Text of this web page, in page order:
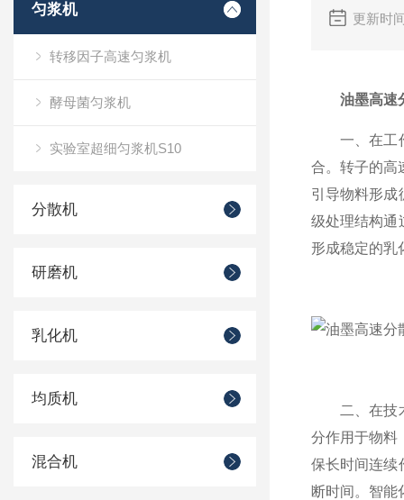
匀浆机
转移因子高速匀浆机
酵母菌匀浆机
实验室超细匀浆机S10
分散机
研磨机
乳化机
均质机
混合机
更新时
油墨高速
一、在工作
合。转子的高
引导物料形成
级处理结构通
形成稳定的乳
二、在技术
分作用于物料
保长时间连续
断时间。智能